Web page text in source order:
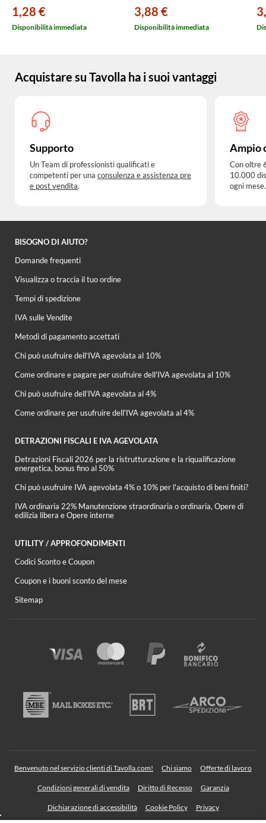
1,28 €
Disponibilità immediata
3,88 €
Disponibilità immediata
Acquistare su Tavolla ha i suoi vantaggi
Supporto
Un Team di professionisti qualificati e
competenti per una consulenza e assistenza pre
e post vendita.
Ampio
Con oltre
10.000
ogni mese.
BISOGNO DI AIUTO?
Domande frequenti
Visualizza o traccia il tuo ordine
Tempi di spedizione
IVA sulle Vendite
Metodi di pagamento accettati
Chi può usufruire dell’IVA agevolata al 10%
Come ordinare e pagare per usufruire dell'IVA agevolata al 10%
Chi può usufruire dell’IVA agevolata al 4%
Come ordinare per usufruire dell'IVA agevolata al 4%
DETRAZIONI FISCALI E IVA AGEVOLATA
Detrazioni Fiscali 2026 per la ristrutturazione e la riqualificazione
energetica, bonus fino al 50%
Chi può usufruire IVA agevolata 4% o 10% per l'acquisto di beni finiti?
IVA ordinaria 22% Manutenzione straordinaria o ordinaria, Opere di
edilizia libera e Opere interne
UTILITY / APPROFONDIMENTI
Codici Sconto e Coupon
Coupon e i buoni sconto del mese
Sitemap
Benvenuto nel servizio clienti di Tavolla.com! Chi siamo Offerte di lavoro
Condizioni generali di vendita Diritto di Recesso Garanzia
Dichiarazione di accessibilità Cookie Policy Privacy